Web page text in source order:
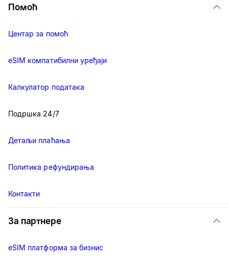
Помоћ
Центар за помоћ
eSIM компатибилни уређаји
Калкулатор података
Подршка 24/7
Детаљи плаћања
Политика рефундирања
Контакти
За партнере
eSIM платформа за бизнис